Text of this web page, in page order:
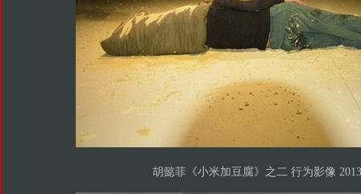
胡懿菲《小米加豆腐》之二 行为影像 2013